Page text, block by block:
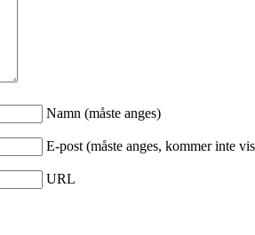
Namn (måste anges)
E-post (måste anges, kommer inte
URL